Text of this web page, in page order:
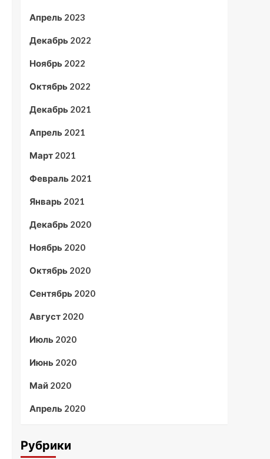
Апрель 2023
Декабрь 2022
Ноябрь 2022
Октябрь 2022
Декабрь 2021
Апрель 2021
Март 2021
Февраль 2021
Январь 2021
Декабрь 2020
Ноябрь 2020
Октябрь 2020
Сентябрь 2020
Август 2020
Июль 2020
Июнь 2020
Май 2020
Апрель 2020
Рубрики